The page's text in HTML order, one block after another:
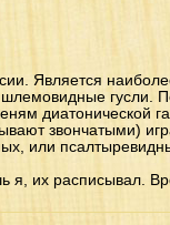
Является
гусли.
диатонической
звончатыми)
или
я, их расписывал.